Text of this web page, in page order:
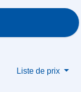
Liste de prix